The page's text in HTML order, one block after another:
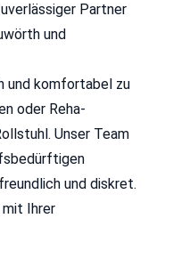
Partner
und
und komfortabel zu
oder Reha-
Unser Team
und diskret.
Ihrer